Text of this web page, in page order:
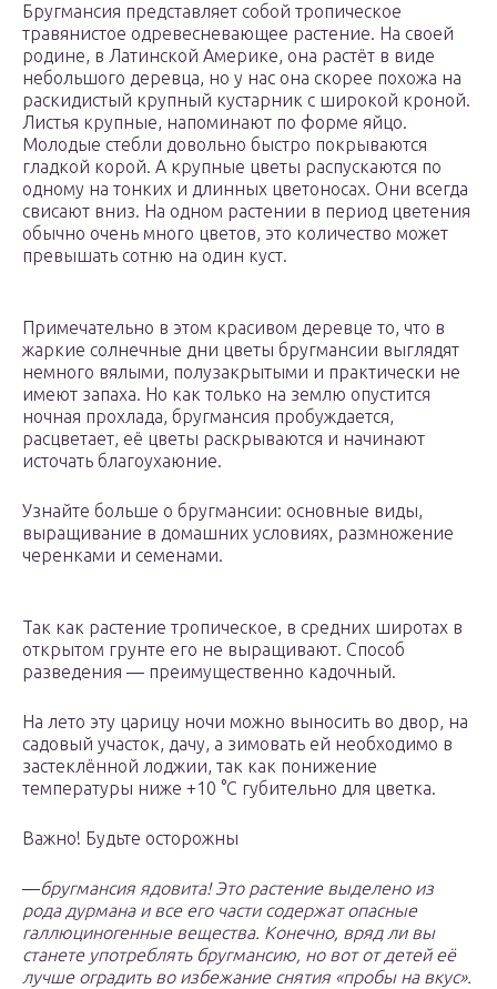
Бругмансия представляет собой тропическое
травянистое одревесневающее растение. На своей
родине, в Латинской Америке, она растёт в виде
небольшого деревца, но у нас она скорее похожа на
раскидистый крупный кустарник с широкой кроной.
Листья крупные, напоминают по форме яйцо.
Молодые стебли довольно быстро покрываются
гладкой корой. А крупные цветы распускаются по
одному на тонких и длинных цветоносах. Они всегда
свисают вниз. На одном растении в период цветения
обычно очень много цветов, это количество может
превышать сотню на один куст.
Примечательно в этом красивом деревце то, что в
жаркие солнечные дни цветы бругмансии выглядят
немного вялыми, полузакрытыми и практически не
имеют запаха. Но как только на землю опустится
ночная прохлада, бругмансия пробуждается,
расцветает, её цветы раскрываются и начинают
источать благоухаюние.
Узнайте больше о бругмансии: основные виды,
выращивание в домашних условиях, размножение
черенками и семенами.
Так как растение тропическое, в средних широтах в
открытом грунте его не выращивают. Способ
разведения — преимущественно кадочный.
На лето эту царицу ночи можно выносить во двор, на
садовый участок, дачу, а зимовать ей необходимо в
застеклённой лоджии, так как понижение
температуры ниже +10 °С губительно для цветка.
Важно! Будьте осторожны
—бругмансия ядовита! Это растение выделено из
рода дурмана и все его части содержат опасные
галлюциногенные вещества. Конечно, вряд ли вы
станете употреблять бругмансию, но вот от детей её
лучше оградить во избежание снятия «пробы на вкус».